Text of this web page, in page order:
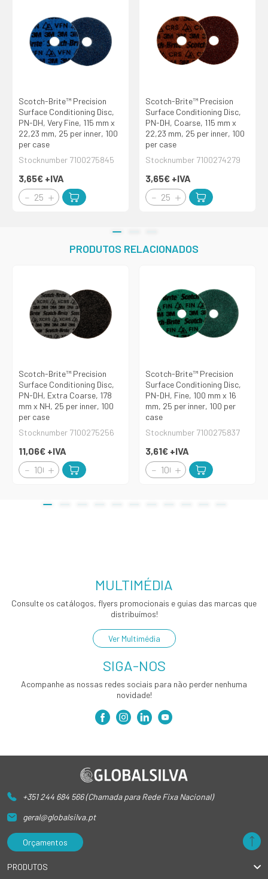
Scotch-Brite™ Precision
Surface Conditioning Disc,
PN-DH, Very Fine, 115 mm x
22,23 mm, 25 per inner, 100
per case
Stocknumber 7100275845
3,65€ +IVA
Scotch-Brite™ Precision
Surface Conditioning Disc,
PN-DH, Coarse, 115 mm x
22,23 mm, 25 per inner, 100
per case
Stocknumber 7100274279
3,65€ +IVA
PRODUTOS RELACIONADOS
Scotch-Brite™ Precision
Surface Conditioning Disc,
PN-DH, Extra Coarse, 178
mm x NH, 25 per inner, 100
per case
Stocknumber 7100275256
11,06€ +IVA
Scotch-Brite™ Precision
Surface Conditioning Disc,
PN-DH, Fine, 100 mm x 16
mm, 25 per inner, 100 per
case
Stocknumber 7100275837
3,61€ +IVA
MULTIMÉDIA
Consulte os catálogos, flyers promocionais e guias das marcas que
distribuímos!
Ver Multimédia
SIGA-NOS
Acompanhe as nossas redes sociais para não perder nenhuma
novidade!
+351 244 684 566 (Chamada para Rede Fixa Nacional)
geral@globalsilva.pt
Orçamentos
PRODUTOS